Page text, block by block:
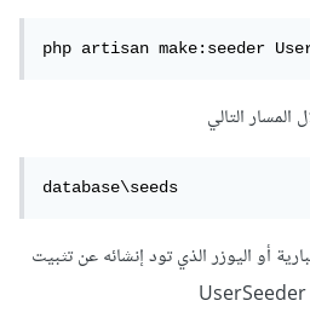
php artisan make:seeder
التالي
database\seeds
أو اليوزر الذي تود إنشائه عن تثبيت